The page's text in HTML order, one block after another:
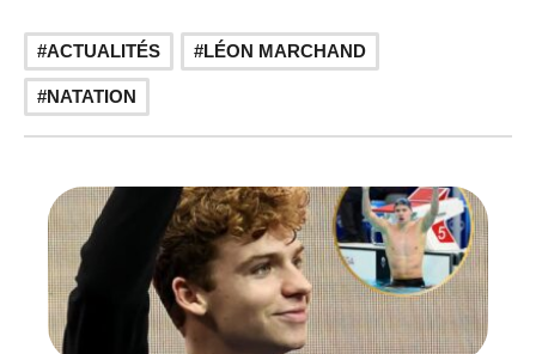
ACTUALITÉS LÉON MARCHAND
NATATION